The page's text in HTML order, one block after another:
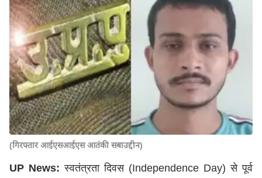
(गिरफ्तार आईएसआईएस आतंकी सबाउद्दीन)
UP News: स्वतंत्रता दिवस (Independence Day) से पूर्व